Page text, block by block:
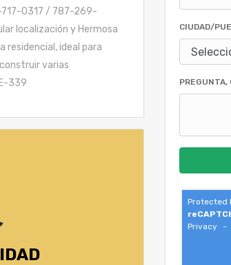
717-0317 / 787-269-
localización y Hermosa
residencial, ideal para
varias
339
CIUDAD/
PREGUNTA,
Protected
Privacy
-